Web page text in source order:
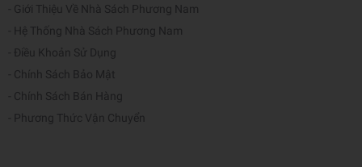
Giới Thiệu Về Nhà Sách Phương Nam
Hệ Thống Nhà Sách Phương Nam
Điều Khoản Sử Dụng
Chính Sách Bảo Mật
Chính Sách Bán Hàng
Phương Thức Vận Chuyển